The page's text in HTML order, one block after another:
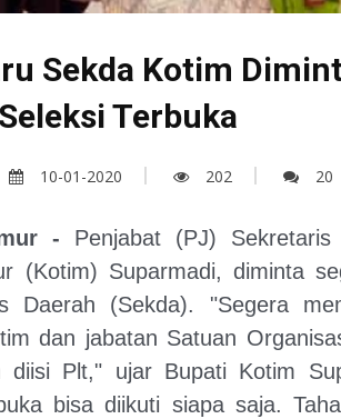
Sekda Kotim
Terbuka
10-01-2020 202 20
-
Penjabat (PJ)
(Kotim) Suparmadi, diminta
Daerah (Sekda). "Segera
dan jabatan Satuan
diisi Plt," ujar Bupati Kotim
bisa diikuti siapa saja.